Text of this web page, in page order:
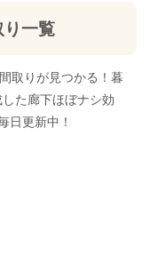
り一覧
取りが見つかる！暮
た廊下ほぼナシ効
日更新中！